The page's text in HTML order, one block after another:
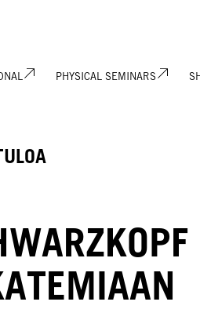
PHYSICAL SEMINARS